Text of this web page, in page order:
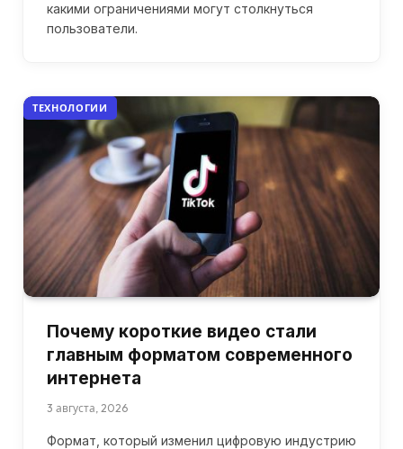
какими ограничениями могут столкнуться
пользователи.
ТЕХНОЛОГИИ
Почему короткие видео стали
главным форматом современного
интернета
3 августа, 2026
Формат, который изменил цифровую индустрию